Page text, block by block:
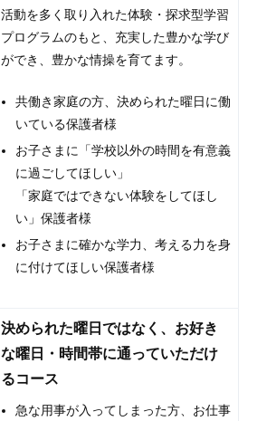
活動を多く取り入れた体験・探求型学習
プログラムのもと、充実した豊かな学び
ができ、豊かな情操を育てます。
共働き家庭の方、決められた曜日に働
いている保護者様
お子さまに「学校以外の時間を有意義
に過ごしてほしい」
「家庭ではできない体験をしてほし
い」保護者様
お子さまに確かな学力、考える力を身
に付けてほしい保護者様
決められた曜日ではなく、お好き
な曜日・時間帯に通っていただけ
るコース
急な用事が入ってしまった方、お仕事